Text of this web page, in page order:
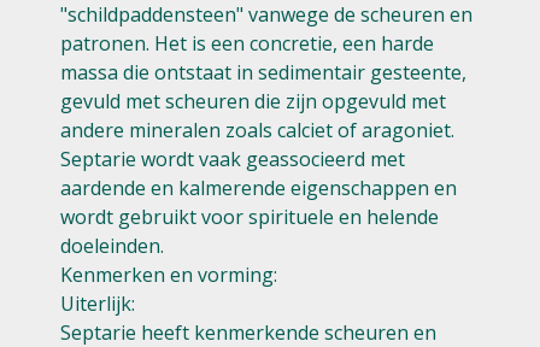
"schildpaddensteen" vanwege de scheuren en
patronen. Het is een concretie, een harde
massa die ontstaat in sedimentair gesteente,
gevuld met scheuren die zijn opgevuld met
andere mineralen zoals calciet of aragoniet.
Septarie wordt vaak geassocieerd met
aardende en kalmerende eigenschappen en
wordt gebruikt voor spirituele en helende
doeleinden.
Kenmerken en vorming:
Uiterlijk:
Septarie heeft kenmerkende scheuren en